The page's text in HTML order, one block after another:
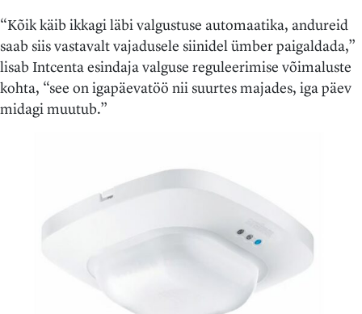
“Kõik käib ikkagi läbi valgustuse automaatika, andureid
saab siis vastavalt vajadusele siinidel ümber paigaldada,”
lisab Intcenta esindaja valguse reguleerimise võimaluste
kohta, “see on igapäevatöö nii suurtes majades, iga päev
midagi muutub.”